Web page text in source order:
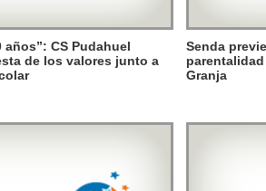
años”: CS Pudahuel
de los valores junto a
Senda
Granja